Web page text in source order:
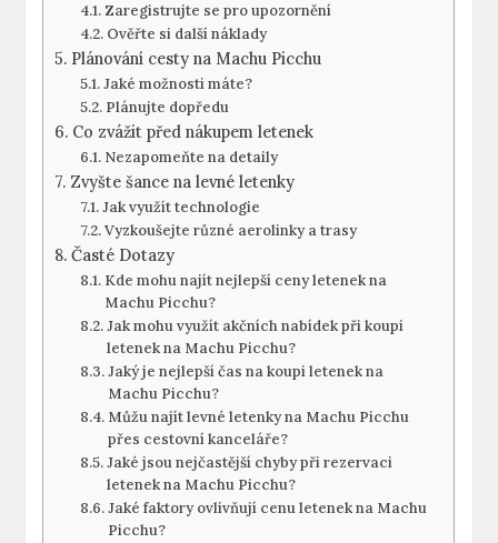
Zaregistrujte se pro upozornění
Ověřte si další náklady
Plánování cesty na Machu Picchu
Jaké možnosti máte?
Plánujte dopředu
Co zvážit před nákupem letenek
Nezapomeňte na detaily
Zvyšte šance na levné letenky
Jak využít technologie
Vyzkoušejte různé aerolinky a trasy
Časté Dotazy
Kde mohu najít nejlepší ceny letenek na
Machu Picchu?
Jak mohu využít akčních nabídek při koupi
letenek na Machu Picchu?
Jaký je nejlepší čas na koupi letenek na
Machu Picchu?
Můžu najít levné letenky na Machu Picchu
přes cestovní kanceláře?
Jaké jsou nejčastější chyby při rezervaci
letenek na Machu Picchu?
Jaké faktory ovlivňují cenu letenek na Machu
Picchu?